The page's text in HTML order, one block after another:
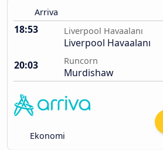
Arriva
18:53 Liverpool Havaalanı
Liverpool Havaalanı
20:03
Runcorn
Murdishaw
Ekonomi